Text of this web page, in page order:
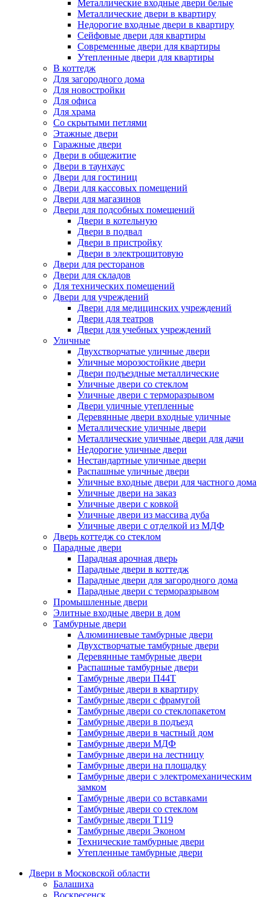
Металлические входные двери белые
Металлические двери в квартиру
Недорогие входные двери в квартиру
Сейфовые двери для квартиры
Современные двери для квартиры
Утепленные двери для квартиры
В коттедж
Для загородного дома
Для новостройки
Для офиса
Для храма
Со скрытыми петлями
Этажные двери
Гаражные двери
Двери в общежитие
Двери в таунхаус
Двери для гостиниц
Двери для кассовых помещений
Двери для магазинов
Двери для подсобных помещений
Двери в котельную
Двери в подвал
Двери в пристройку
Двери в электрощитовую
Двери для ресторанов
Двери для складов
Для технических помещений
Двери для учреждений
Двери для медицинских учреждений
Двери для театров
Двери для учебных учреждений
Уличные
Двухстворчатые уличные двери
Уличные морозостойкие двери
Двери подъездные металлические
Уличные двери со стеклом
Уличные двери с терморазрывом
Двери уличные утепленные
Деревянные двери входные уличные
Металлические уличные двери
Металлические уличные двери для дачи
Недорогие уличные двери
Нестандартные уличные двери
Распашные уличные двери
Уличные входные двери для частного дома
Уличные двери на заказ
Уличные двери с ковкой
Уличные двери из массива дуба
Уличные двери с отделкой из МДФ
Дверь коттедж со стеклом
Парадные двери
Парадная арочная дверь
Парадные двери в коттедж
Парадные двери для загородного дома
Парадные двери с терморазрывом
Промышленные двери
Элитные входные двери в дом
Тамбурные двери
Алюминиевые тамбурные двери
Двухстворчатые тамбурные двери
Деревянные тамбурные двери
Распашные тамбурные двери
Тамбурные двери П44Т
Тамбурные двери в квартиру
Тамбурные двери с фрамугой
Тамбурные двери со стеклопакетом
Тамбурные двери в подъезд
Тамбурные двери в частный дом
Тамбурные двери МДФ
Тамбурные двери на лестницу
Тамбурные двери на площадку
Тамбурные двери с электромеханическим
замком
Тамбурные двери со вставками
Тамбурные двери со стеклом
Тамбурные двери Т119
Тамбурные двери Эконом
Технические тамбурные двери
Утепленные тамбурные двери
Двери в Московской области
Балашиха
Воскресенск